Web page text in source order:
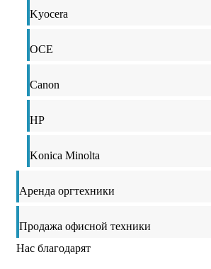
Kyocera
OCE
Canon
HP
Konica Minolta
Аренда оргтехники
Продажа офисной техники
Нас благодарят